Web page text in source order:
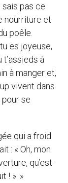
sais pas ce
nourriture et
poêle.
es joyeuse,
t’assieds à
à manger et,
vivent dans
pour se
qui a froid
: « Oh, mon
qu’est-
! ». »